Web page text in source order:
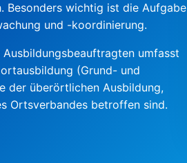
Besonders wichtig ist die Aufgabe
und -koordinierung.
umfasst
(Grund- und
der überörtlichen Ausbildung,
Ortsverbandes betroffen sind.